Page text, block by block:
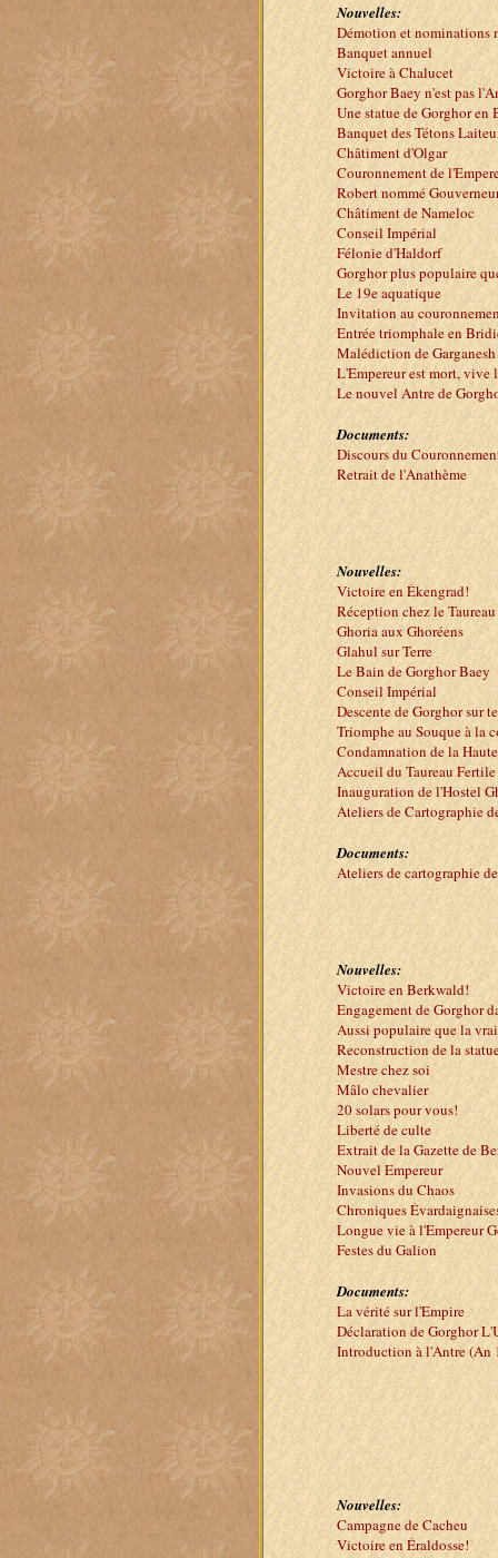
Nouvelles:
Démotion et nominations
Banquet annuel
Victoire à Chalucet
Gorghor Baey n'est pas
Une statue de Gorghor en
Banquet des Tétons
Châtiment d'Olgar
Couronnement de
Robert nommé
Châtiment de Nameloc
Conseil Impérial
Félonie d'Haldorf
Gorghor plus populaire
Le 19e aquatique
Invitation au
Entrée triomphale en
Malédiction de Garganesh
L'Empereur est mort, vive
Le nouvel Antre de
Documents:
Discours du
Retrait de l'Anathème
Nouvelles:
Victoire en Ékengrad!
Réception chez le
Ghoria aux Ghoréens
Glahul sur Terre
Le Bain de Gorghor Baey
Conseil Impérial
Descente de Gorghor sur
Triomphe au Souque à la
Condamnation de la
Accueil du Taureau Fertile
Inauguration de l'Hostel
Ateliers de Cartographie
Documents:
Ateliers de cartographie
Nouvelles:
Victoire en Berkwald!
Engagement de Gorghor
Aussi populaire que la
Reconstruction de la
Mestre chez soi
Mâlo chevalier
20 solars pour vous!
Liberté de culte
Extrait de la Gazette de
Nouvel Empereur
Invasions du Chaos
Chroniques
Longue vie à l'Empereur
Festes du Galion
Documents:
La vérité sur l'Empire
Déclaration de Gorghor
Introduction à l'Antre (An
Nouvelles:
Campagne de Cacheu
Victoire en Éraldosse!